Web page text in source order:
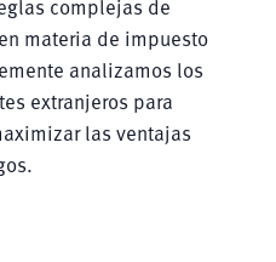
complejas de
materia de impuesto
analizamos los
extranjeros para
las ventajas